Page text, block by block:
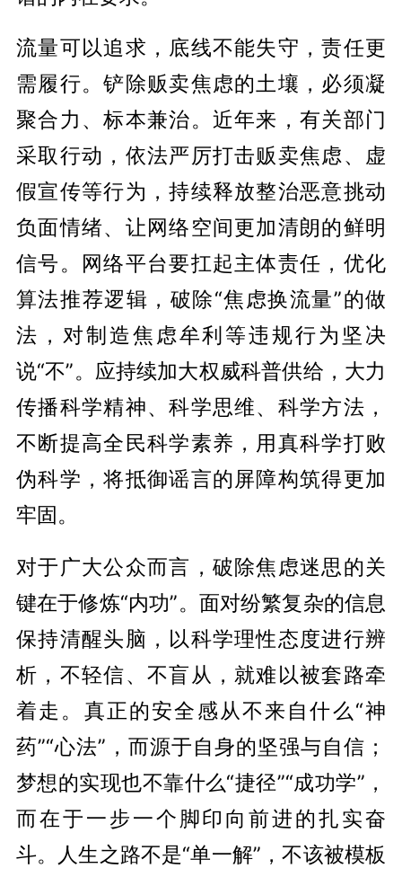
流量可以追求，底线不能失守，责任更
需履行。铲除贩卖焦虑的土壤，必须凝
聚合力、标本兼治。近年来，有关部门
采取行动，依法严厉打击贩卖焦虑、虚
假宣传等行为，持续释放整治恶意挑动
负面情绪、让网络空间更加清朗的鲜明
信号。网络平台要扛起主体责任，优化
算法推荐逻辑，破除“焦虑换流量”的做
法，对制造焦虑牟利等违规行为坚决
说“不”。应持续加大权威科普供给，大力
传播科学精神、科学思维、科学方法，
不断提高全民科学素养，用真科学打败
伪科学，将抵御谣言的屏障构筑得更加
牢固。
对于广大公众而言，破除焦虑迷思的关
键在于修炼“内功”。面对纷繁复杂的信息
保持清醒头脑，以科学理性态度进行辨
析，不轻信、不盲从，就难以被套路牵
着走。真正的安全感从不来自什么“神
药”“心法”，而源于自身的坚强与自信；
梦想的实现也不靠什么“捷径”“成功学”，
而在于一步一个脚印向前进的扎实奋
斗。人生之路不是“单一解”，不该被模板